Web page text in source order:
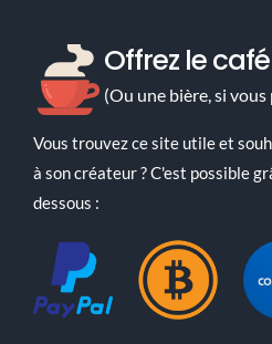
Offrez le café
(Ou une bière, si vous
Vous trouvez ce site utile et
à son créateur ? C'est possible
dessous :